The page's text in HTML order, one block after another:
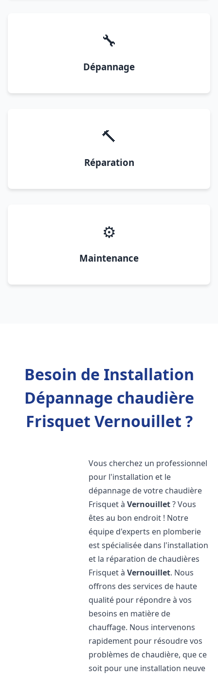
🔧
Dépannage
🔨
Réparation
⚙️
Maintenance
Besoin de Installation
Dépannage chaudière
Frisquet Vernouillet ?
Vous cherchez un professionnel
pour l'installation et le
dépannage de votre chaudière
Frisquet àVernouillet? Vous
êtes au bon endroit ! Notre
équipe d'experts en plomberie
est spécialisée dans l'installation
et la réparation de chaudières
Frisquet àVernouillet. Nous
offrons des services de haute
qualité pour répondre à vos
besoins en matière de
chauffage. Nous intervenons
rapidement pour résoudre vos
problèmes de chaudière, que ce
soit pour une installation neuve